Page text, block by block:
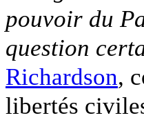
pouvoir du
question
Richardson,
libertés